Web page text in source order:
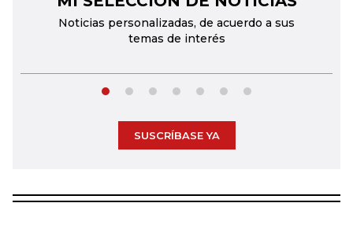
Noticias personalizadas, de acuerdo a sus
temas de interés
SUSCRÍBASE YA